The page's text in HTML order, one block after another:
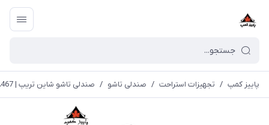
پاییز کمپ / تجهیزات استراحت / صندلی تاشو / صندلی تاشو شاین تریپ | A467